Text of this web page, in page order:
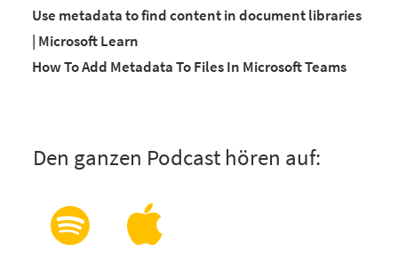
Use metadata to find content in document libraries
| Microsoft Learn
How To Add Metadata To Files In Microsoft Teams
Den ganzen Podcast hören auf: